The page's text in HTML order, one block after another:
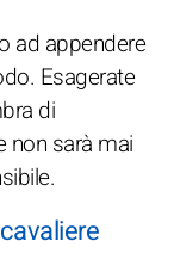
ad appendere
Esagerate
di
non sarà mai